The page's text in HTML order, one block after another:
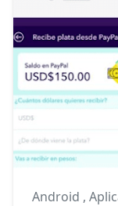
Android ,